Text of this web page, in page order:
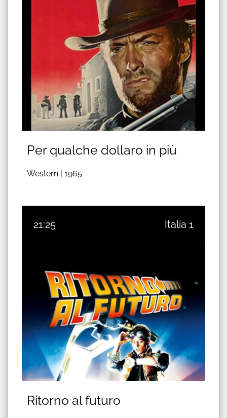
Per qualche dollaro in più
Western | 1965
21:25 Italia 1
Ritorno al futuro